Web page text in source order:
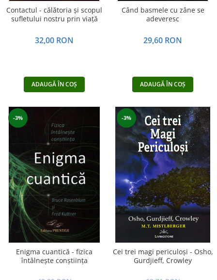
Contactul - călătoria şi scopul
sufletului nostru prin viaţă
32,00 RON
ADAUGĂ ÎN COȘ
Când basmele cu zâne se
adeveresc
29,60 RON
ADAUGĂ ÎN COȘ
-3%
Enigma cuantică - fizica
întâlneşte conştiinţa
-3%
Cei trei magi periculoşi - Osho,
Gurdjieff, Crowley